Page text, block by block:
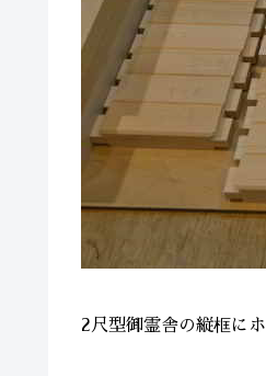
2尺型御霊舎の縦框に